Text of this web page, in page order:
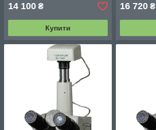
14 100 ₴
Купити
16 720 ₴